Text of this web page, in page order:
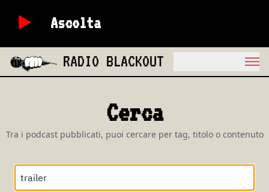
Ascolta
RADIO BLACKOUT
Cerca
Tra i podcast pubblicati, puoi cercare per tag, titolo o contenuto